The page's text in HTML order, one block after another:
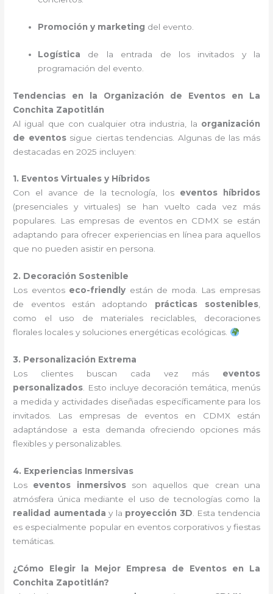
Promoción y marketing del evento.
Logística de la entrada de los invitados y la
programación del evento.
Tendencias en la Organización de Eventos en La
Conchita Zapotitlán
Al igual que con cualquier otra industria, la organización
de eventossigue ciertas tendencias. Algunas de las más
destacadas en 2025 incluyen:
1. Eventos Virtuales y Híbridos
Con el avance de la tecnología, los eventos híbridos
(presenciales y virtuales) se han vuelto cada vez más
populares. Las empresas de eventos en CDMX se están
adaptando para ofrecer experiencias en línea para aquellos
que no pueden asistir en persona.
2. Decoración Sostenible
Los eventos eco-friendly están de moda. Las empresas
de eventos están adoptando prácticas sostenibles,
como el uso de materiales reciclables, decoraciones
florales locales y soluciones energéticas ecológicas.
3. Personalización Extrema
Los clientes buscan cada vez más eventos
personalizados . Esto incluye decoración temática, menús
a medida y actividades diseñadas específicamente para los
invitados. Las empresas de eventos en CDMX están
adaptándose a esta demanda ofreciendo opciones más
flexibles y personalizables.
4. Experiencias Inmersivas
Los eventos inmersivosson aquellos que crean una
atmósfera única mediante el uso de tecnologías como la
realidad aumentada y la proyección 3D . Esta tendencia
es especialmente popular en eventos corporativos y fiestas
temáticas.
¿Cómo Elegir la Mejor Empresa de Eventos en La
Conchita Zapotitlán?